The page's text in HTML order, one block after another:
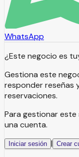
WhatsApp
¿Este negocio es
Gestiona este
responder reseñas
reservaciones.
Para gestionar este
una cuenta.
Iniciar sesión | Crear